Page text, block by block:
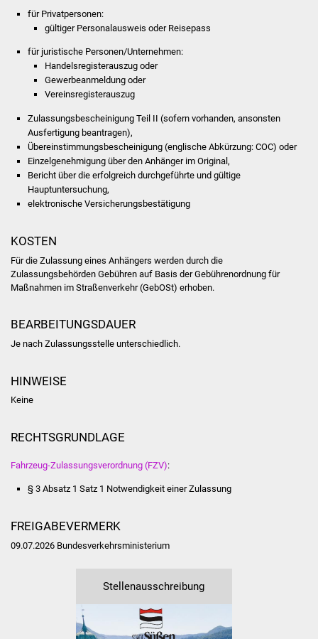
Index
Abfall und Entsorgung
Kultur & Freizeit
Stadtbücherei
Bürgerhaus
Kulturhalle
für Privatpersonen:
gültiger Personalausweis oder Reisepass
für juristische Personen/Unternehmen:
Handelsregisterauszug oder
Gewerbeanmeldung oder
Vereinsregisterauszug
Zulassungsbescheinigung Teil II (sofern vorhanden, ansonsten
Ausfertigung beantragen),
Übereinstimmungsbescheinigung (englische Abkürzung: COC) oder
Einzelgenehmigung über den Anhänger im Original,
Bericht über die erfolgreich durchgeführte und gültige
Hauptuntersuchung,
elektronische Versicherungsbestätigung
KOSTEN
Für die Zulassung eines Anhängers werden durch die
Zulassungsbehörden Gebühren auf Basis der Gebührenordnung für
Maßnahmen im Straßenverkehr (GebOSt) erhoben.
BEARBEITUNGSDAUER
Je nach Zulassungsstelle unterschiedlich.
HINWEISE
Keine
RECHTSGRUNDLAGE
Fahrzeug-Zulassungsverordnung (FZV):
§ 3 Absatz 1 Satz 1 Notwendigkeit einer Zulassung
FREIGABEVERMERK
09.07.2026 Bundesverkehrsministerium
Stellenausschreibung